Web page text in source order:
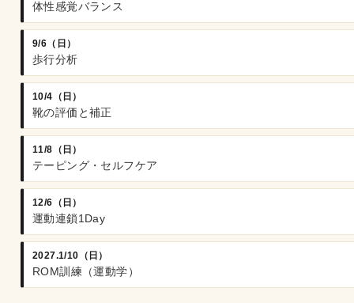
体性感覚バランス
9/6（日）
歩行分析
10/4（日）
靴の評価と補正
11/8（日）
テーピング・セルフケア
12/6（日）
運動連鎖1Day
2027.1/10（日）
ROM訓練（運動学）